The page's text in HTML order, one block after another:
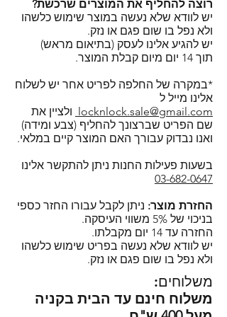
Lock&Lock מצוינות כדי לקחת אוכל
לעבודה, לשמירת מזון במקרר
ולאחסון נוזלים ללא חשש מנזילות.
קופסאות הפלסטיק של
לוק&לוק עשויות מ: PP)
- polypropylene)
Phthalate.
בקופסאות של לוק אנד לוק ניתן
לחמם במיקרוגל ללא חשש (עם
מכסה פתוח), להקפיא ולנקות במדיח
כלים (רצוי במדף העליון).
רוצים לדעת למה ביותר ממאה
מדינות ברחבי העולם בוחרים
בקופסאות המזון של לוק אנד לוק?
הקליקו!
סדרת קלאסיק פלוס של לוק אנד לוק
- Lock and Lock Classic Plus.
התייעצות לגבי המוצרים בטלפון
או בצ'אט.
- משלוחים לכל הארץ ואפשרות
- הקנייה באתר מאובטחת בתקן
SSL.
לשאלות ופרטים נוספים לגבי
המוצרים המוצגים באתר אתם
מוזמנים לפנות לנציגי השירות
בדרכים הבאות:
בשעות 9:30 - 17:30 יום ו' 9:30-14:30.
במייל:locknlock.sale@gmail.com
בצ'אט דרך האתר, מומלץ לחכות
מספר דקות למענה או לחילופין
להשאיר פרטים כדי שנוכל ליצור קשר
בחזרה.
עדכונים על מבצעים, מוצרים חדשים
ועוד!
רוצה להחליף את המוצרים שרכשת?
יש לוודא שלא נעשה במוצר שימוש כלשהו
ולא נפל בו שום פגם או נזק.
יש להגיע אלינו לעסק (בתיאום מראש)
תוך 14 יום מיום קבלת המוצר.
*במקרה של החלפה לפריט אחר יש לשלוח
אלינו מייל ל
locknlock.sale@gmail.com
ולציין את
שם הפריט שברצונך להחליף (צבע ומידה)
ואנו נבדוק עבורך האם המוצר קיים במלאי.
בשעות פעילות החנות ניתן להתקשר אלינו
03-682-0647
החזרת מוצר: ניתן לקבל עבורו החזר כספי
בניכוי של 5% משווי העיסקה.
החזרה עד 14 יום מקבלתו.
יש לוודא שלא נעשה בפריט שימוש כלשהו
ולא נפל בו שום פגם או נזק.
משלוחים:
משלוח חינם עד הבית בקניה